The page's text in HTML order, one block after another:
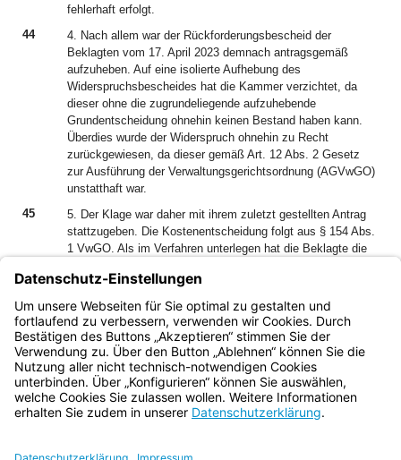
fehlerhaft erfolgt.
44
4. Nach allem war der Rückforderungsbescheid der
Beklagten vom 17. April 2023 demnach antragsgemäß
aufzuheben. Auf eine isolierte Aufhebung des
Widerspruchsbescheides hat die Kammer verzichtet, da
dieser ohne die zugrundeliegende aufzuhebende
Grundentscheidung ohnehin keinen Bestand haben kann.
Überdies wurde der Widerspruch ohnehin zu Recht
zurückgewiesen, da dieser gemäß Art. 12 Abs. 2 Gesetz
zur Ausführung der Verwaltungsgerichtsordnung (AGVwGO)
unstatthaft war.
45
5. Der Klage war daher mit ihrem zuletzt gestellten Antrag
stattzugeben. Die Kostenentscheidung folgt aus § 154 Abs.
1 VwGO. Als im Verfahren unterlegen hat die Beklagte die
Der Ausspruch über die vorläufige Vollstreckbarkeit der
Kostenforderung folgt aus § 167 Abs. 2 VwGO i.V.m. §§
708 Nr. 11, 711 Zivilprozessordnung (ZPO).
Bayern.de
BayernPortal